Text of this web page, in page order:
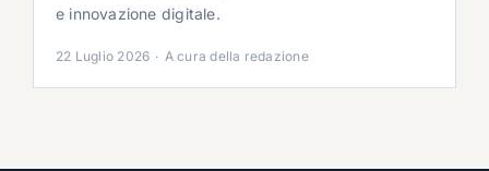
e innovazione digitale.
22 Luglio 2026 · A cura della redazione